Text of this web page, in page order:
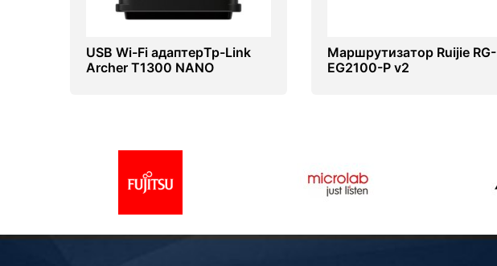
USB Wi-Fi адаптерTp-Link
Archer T1300 NANO
Маршрутизатор Ruijie RG-
EG2100-P v2